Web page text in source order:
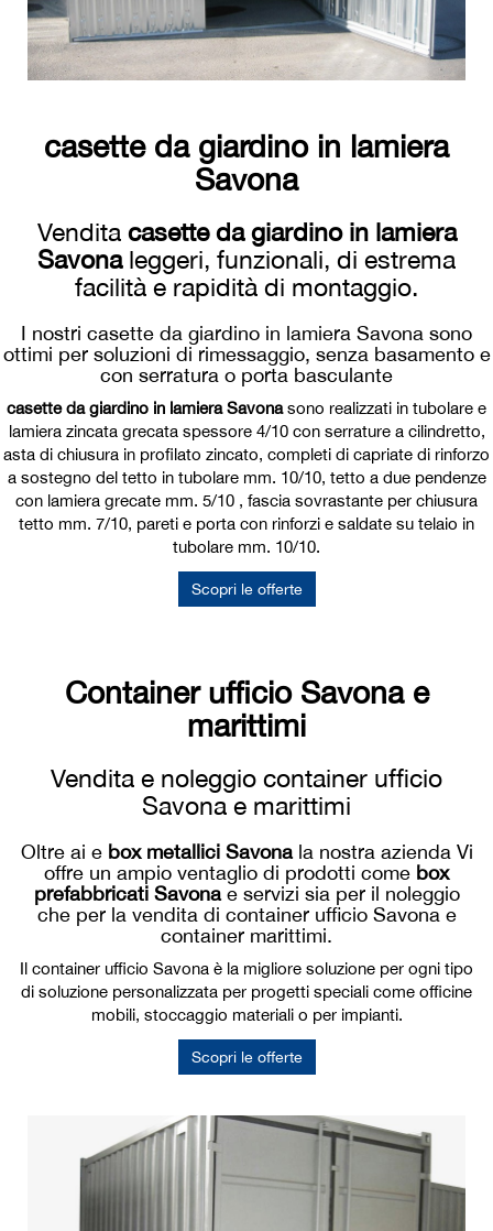
casette da giardino in lamiera
Savona
Vendita casette da giardino in lamiera
Savonaleggeri, funzionali, di estrema
facilità e rapidità di montaggio.
I nostri casette da giardino in lamiera Savona sono
ottimi per soluzioni di rimessaggio, senza basamento e
con serratura o porta basculante
casette da giardino in lamiera Savonasono realizzati in tubolare e
lamiera zincata grecata spessore 4/10 con serrature a cilindretto,
asta di chiusura in profilato zincato, completi di capriate di rinforzo
a sostegno del tetto in tubolare mm. 10/10, tetto a due pendenze
con lamiera grecate mm. 5/10 , fascia sovrastante per chiusura
tetto mm. 7/10, pareti e porta con rinforzi e saldate su telaio in
tubolare mm. 10/10.
Scopri le offerte
Container ufficio Savona e
marittimi
Vendita e noleggio container ufficio
Savona e marittimi
Oltre ai e box metallici Savonala nostra azienda Vi
offre un ampio ventaglio di prodotti come box
prefabbricati Savonae servizi sia per il noleggio
che per la vendita di container ufficio Savona e
container marittimi.
Il container ufficio Savona è la migliore soluzione per ogni tipo
di soluzione personalizzata per progetti speciali come officine
mobili, stoccaggio materiali o per impianti.
Scopri le offerte